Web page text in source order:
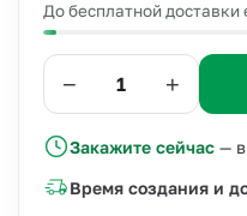
До бесплатной доставки
− +
Закажите сейчас —
Время создания и